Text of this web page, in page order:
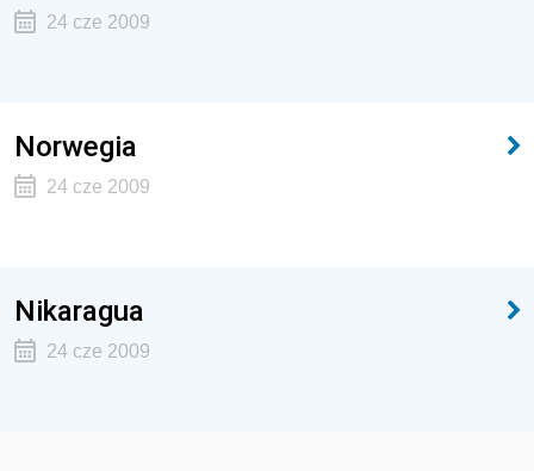
24 cze 2009
Norwegia
24 cze 2009
Nikaragua
24 cze 2009